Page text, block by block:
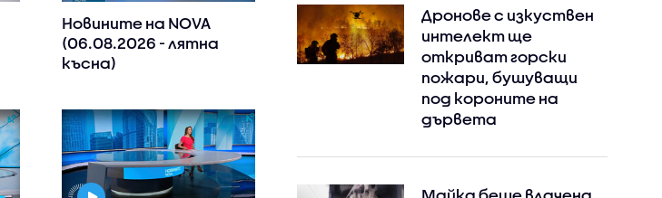
Новините на NOVA
(06.08.2026 - лятна
късна)
Дронове с изкуствен
интелект ще
откриват горски
пожари, бушуващи
под короните на
дървета
Майка беше влачена